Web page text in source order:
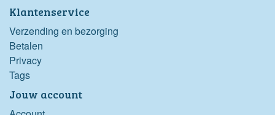
Klantenservice
Verzending en bezorging
Betalen
Privacy
Tags
Jouw account